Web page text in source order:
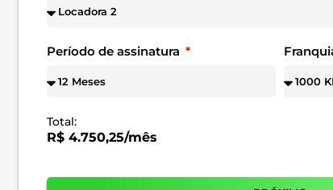
Período de assinatura
Total:
R$ 4.750,25/mês